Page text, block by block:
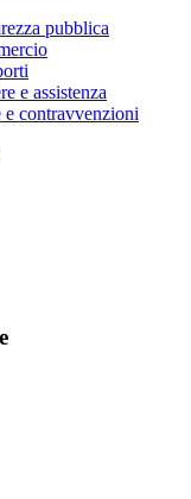
pubblica
e assistenza
contravvenzioni